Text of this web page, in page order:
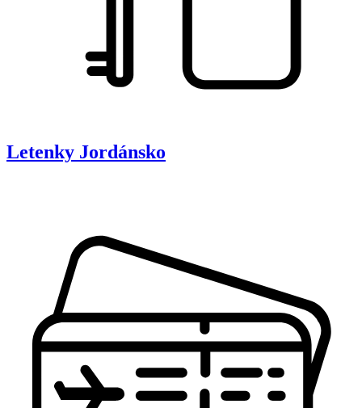
Letenky Jordánsko